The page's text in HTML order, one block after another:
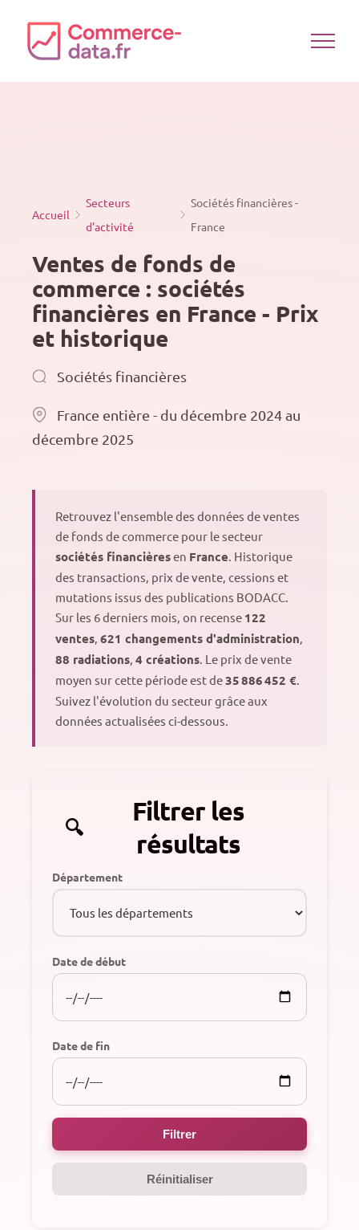
contenu
Accueil
Secteurs
d'activité
Sociétés financières -
France
Ventes de fonds de
commerce : sociétés
financières en France - Prix
et historique
Sociétés financières
France entière - du décembre 2024 au
décembre 2025
Retrouvez l'ensemble des données de ventes
de fonds de commerce pour le secteur
sociétés financièresen France. Historique
des transactions, prix de vente, cessions et
mutations issus des publications BODACC.
Sur les 6 derniers mois, on recense 122
ventes, 621 changements d'administration,
88 radiations, 4 créations. Le prix de vente
moyen sur cette période est de35 886 452 €.
Suivez l'évolution du secteur grâce aux
données actualisées ci-dessous.
Filtrer les
résultats
Département
Date de début
Date de fin
Filtrer
Réinitialiser